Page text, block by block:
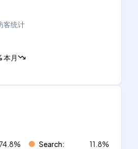
客统计
本月
74.8% Search: 11.8%